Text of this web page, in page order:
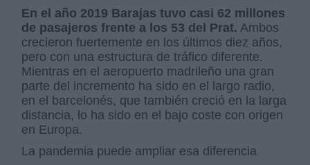
En el año 2019 Barajas tuvo casi 62 millones
de pasajeros frente a los 53 del Prat. Ambos
crecieron fuertemente en los últimos diez años,
pero con una estructura de tráfico diferente.
Mientras en el aeropuerto madrileño una gran
parte del incremento ha sido en el largo radio,
en el barcelonés, que también creció en la larga
distancia, lo ha sido en el bajo coste con origen
en Europa.
La pandemia puede ampliar esa diferencia